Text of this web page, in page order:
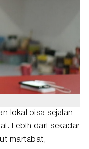
lokal bisa sejalan
Lebih dari sekadar
martabat,